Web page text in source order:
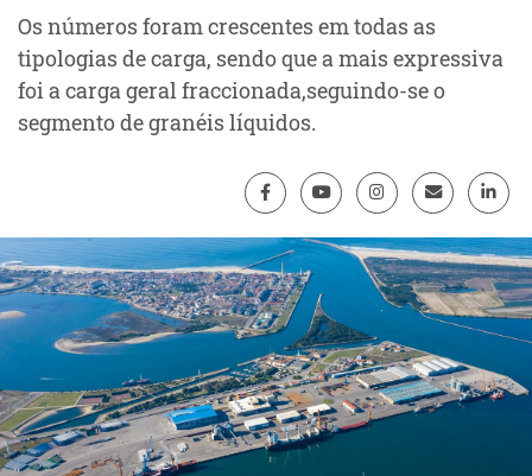
Os números foram crescentes em todas as
tipologias de carga, sendo que a mais expressiva
foi a carga geral fraccionada,seguindo-se o
segmento de granéis líquidos.